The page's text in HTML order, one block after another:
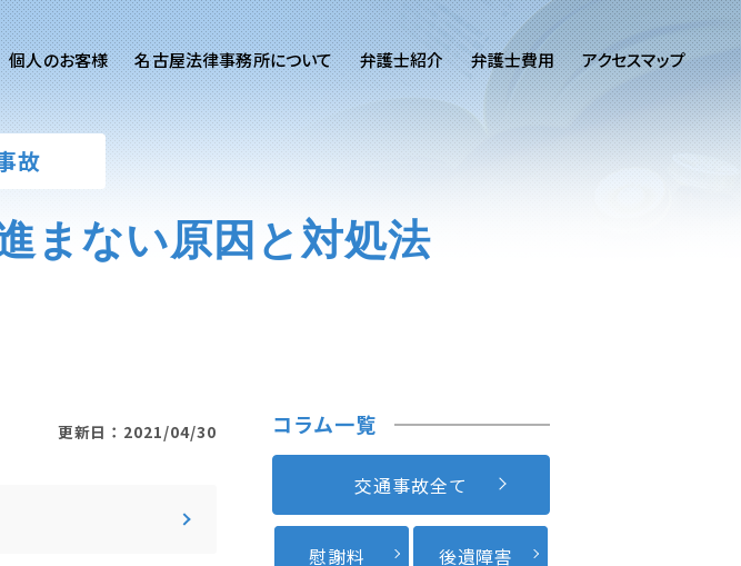
専用サイト
個人のお客様
医療過誤
刑事事件
名古屋法律事務所について 弁護士紹介 弁護士費用 アクセスマップ
故
まない原因と対処法
更新日：2021/04/30 コラム一覧
交通事故全て
慰謝料 後遺障害